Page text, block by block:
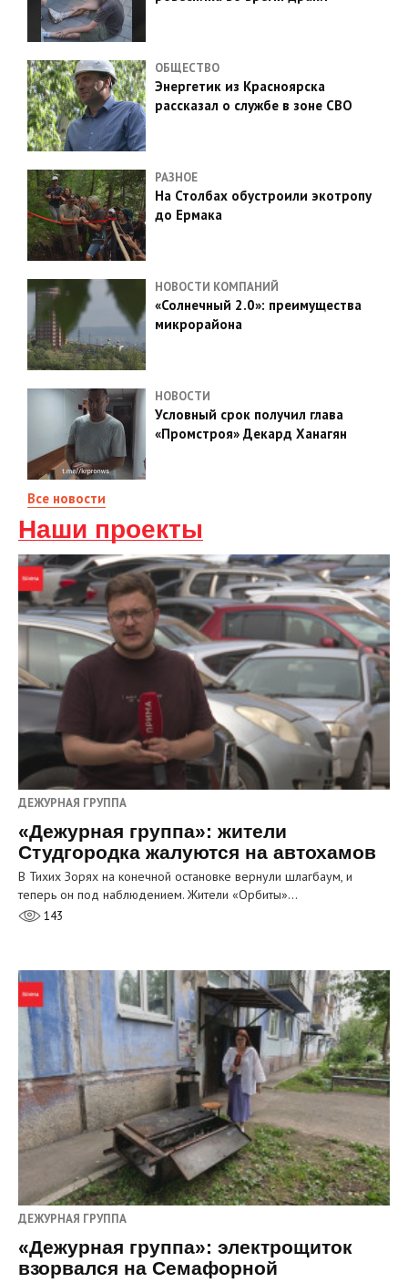
ОБЩЕСТВО
Энергетик из Красноярска
рассказал о службе в зоне СВО
РАЗНОЕ
На Столбах обустроили экотропу
до Ермака
НОВОСТИ КОМПАНИЙ
«Солнечный 2.0»: преимущества
микрорайона
НОВОСТИ
Условный срок получил глава
«Промстроя» Декард Ханагян
Все новости
Наши проекты
ДЕЖУРНАЯ ГРУППА
«Дежурная группа»: жители
Студгородка жалуются на автохамов
В Тихих Зорях на конечной остановке вернули шлагбаум, и
теперь он под наблюдением. Жители «Орбиты»…
143
ДЕЖУРНАЯ ГРУППА
«Дежурная группа»: электрощиток
взорвался на Семафорной